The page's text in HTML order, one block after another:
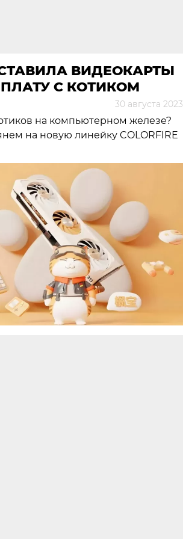
ВИДЕОКАРТЫ
С КОТИКОМ
30 августа 2023
на компьютерном железе?
на новую линейку COLORFIRE